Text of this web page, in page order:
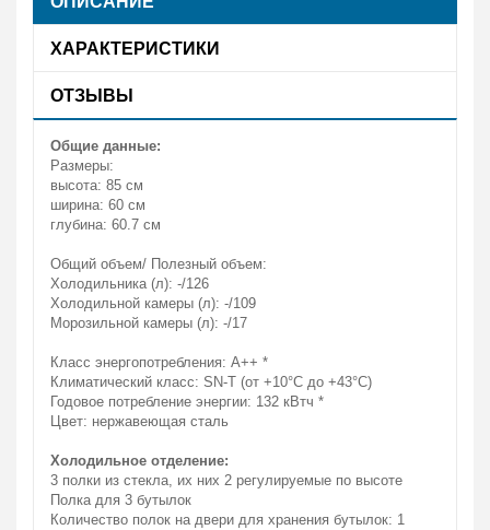
ХАРАКТЕРИСТИКИ
ОТЗЫВЫ
Общие данные:
Размеры:
высота: 85 см
ширина: 60 см
глубина: 60.7 см
Общий объем/ Полезный объем:
Холодильника (л): -/126
Холодильной камеры (л): -/109
Морозильной камеры (л): -/17
Класс энергопотребления: A++ *
Климатический класс: SN-T (от +10°С до +43°С)
Годовое потребление энергии: 132 кВтч *
Цвет: нержавеющая сталь
Холодильное отделение:
3 полки из стекла, их них 2 регулируемые по высоте
Полка для 3 бутылок
Количество полок на двери для хранения бутылок: 1